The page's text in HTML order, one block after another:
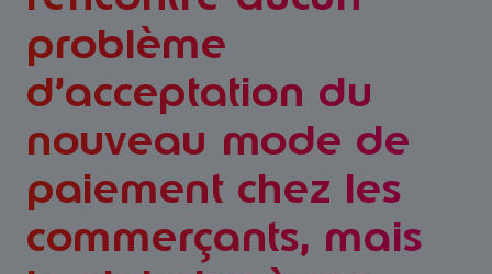
problème
d’acceptation du
nouveau mode de
paiement chez les
commerçants, mais